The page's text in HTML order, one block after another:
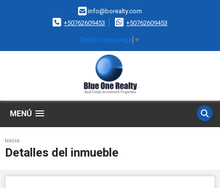
info@borealty.com
+50762609453
+50762609453
Select Language ▼
MENÚ
Inicio
Detalles del inmueble